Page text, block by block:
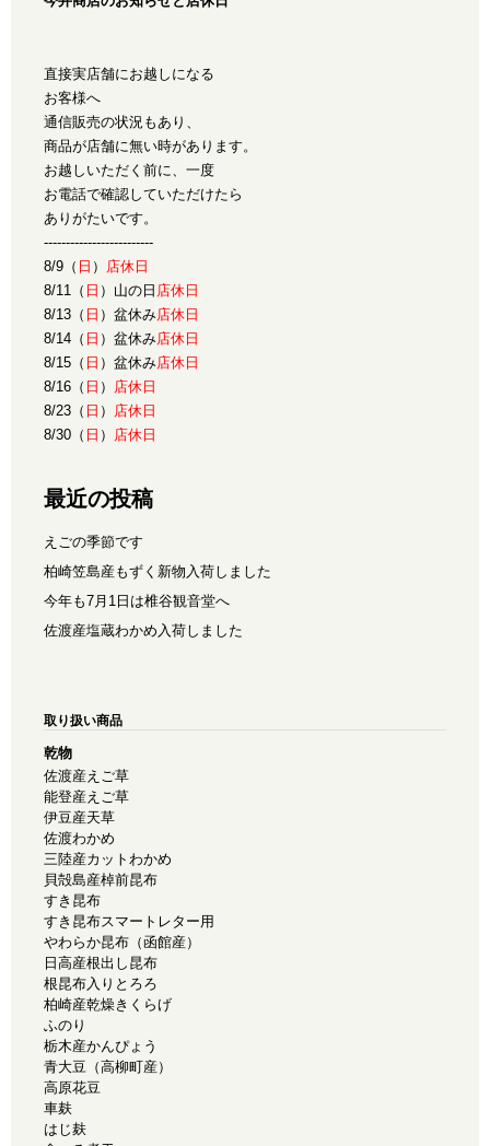
直接実店舗にお越しになる
お客様へ
通信販売の状況もあり、
商品が店舗に無い時があります。
お越しいただく前に、一度
お電話で確認していただけたら
ありがたいです。
-------------------------
8/9（ 日 ） 店休日
8/11（ 日 ）山の日 店休日
8/13（ 日 ）盆休み店休日
8/14（ 日 ）盆休み店休日
8/15（ 日 ）盆休み店休日
8/16（ 日 ） 店休日
8/23（ 日 ） 店休日
8/30（ 日 ） 店休日
最近の投稿
えごの季節です
柏崎笠島産もずく新物入荷しました
今年も7月1日は椎谷観音堂へ
佐渡産塩蔵わかめ入荷しました
取り扱い商品
乾物
佐渡産えご草
能登産えご草
伊豆産天草
佐渡わかめ
三陸産カットわかめ
貝殻島産棹前昆布
すき昆布
すき昆布スマートレター用
やわらか昆布（函館産）
日高産根出し昆布
根昆布入りとろろ
柏崎産乾燥きくらげ
ふのり
栃木産かんぴょう
青大豆（高柳町産）
高原花豆
車麸
はじ麸